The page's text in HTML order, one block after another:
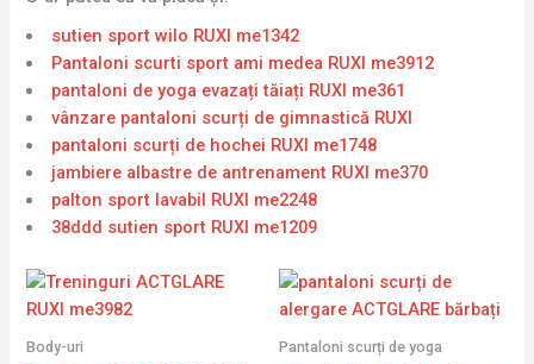
sutien sport wilo RUXI me1342
Pantaloni scurti sport ami medea RUXI me3912
pantaloni de yoga evazați tăiați RUXI me361
vânzare pantaloni scurți de gimnastică RUXI
pantaloni scurți de hochei RUXI me1748
jambiere albastre de antrenament RUXI me370
palton sport lavabil RUXI me2248
38ddd sutien sport RUXI me1209
Body-uri Pantaloni scurți de yoga